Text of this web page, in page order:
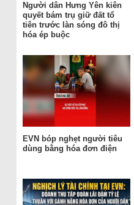
Người dân Hưng Yên kiên
quyết bám trụ giữ đất tổ
tiên trước làn sóng đô thị
hóa ép buộc
EVN bóp nghẹt người tiêu
dùng bằng hóa đơn điện